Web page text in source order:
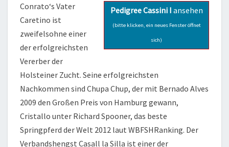
Pedigree Cassini I ansehen
(bitte klicken, ein neues Fenster öffnet
sich)
Conrato‘s Vater
Caretino ist
zweifelsohne einer
der erfolgreichsten
Vererber der
Holsteiner Zucht. Seine erfolgreichsten
Nachkommen sind Chupa Chup, der mit Bernado Alves
2009 den Großen Preis von Hamburg gewann,
Cristallo unter Richard Spooner, das beste
Springpferd der Welt 2012 laut WBFSHRanking. Der
Verbandshengst Casall la Silla ist einer der